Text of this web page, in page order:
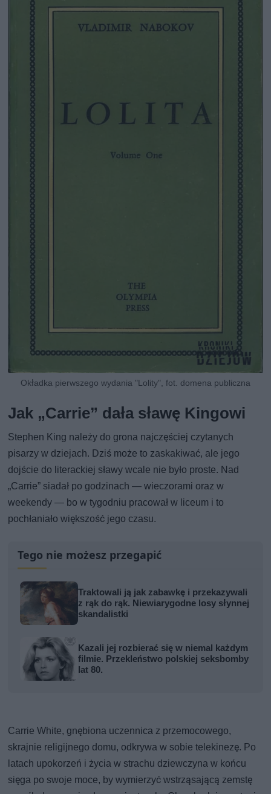
Okładka pierwszego wydania "Lolity", fot. domena publiczna
Jak „Carrie” dała sławę Kingowi
Stephen King należy do grona najczęściej czytanych
pisarzy w dziejach. Dziś może to zaskakiwać, ale jego
dojście do literackiej sławy wcale nie było proste. Nad
„Carrie” siadał po godzinach — wieczorami oraz w
weekendy — bo w tygodniu pracował w liceum i to
pochłaniało większość jego czasu.
Tego nie możesz przegapić
Traktowali ją jak zabawkę i przekazywali
z rąk do rąk. Niewiarygodne losy słynnej
skandalistki
Kazali jej rozbierać się w niemal każdym
filmie. Przekleństwo polskiej seksbomby
lat 80.
Carrie White, gnębiona uczennica z przemocowego,
skrajnie religijnego domu, odkrywa w sobie telekinezę. Po
latach upokorzeń i życia w strachu dziewczyna w końcu
sięga po swoje moce, by wymierzyć wstrząsającą zemstę